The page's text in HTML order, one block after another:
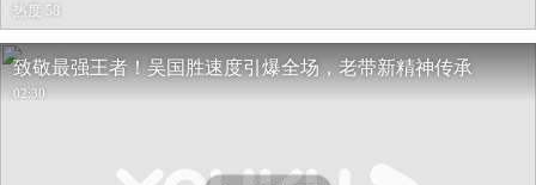
热度 58
致敬最强王者！吴国胜速度引爆全场，老带新精神传承
02:30